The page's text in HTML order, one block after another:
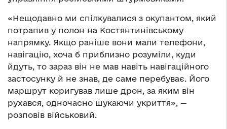
«Нещодавно ми спілкувалися з окупантом, який
потрапив у полон на Костянтинівському
напрямку. Якщо раніше вони мали телефони,
навігацію, хоча б приблизно розуміли, куди
йдуть, то зараз він не мав навіть навігаційного
застосунку й не знав, де саме перебуває. Його
маршрут коригував лише дрон, за яким він
рухався, одночасно шукаючи укриття», —
розповів військовий.